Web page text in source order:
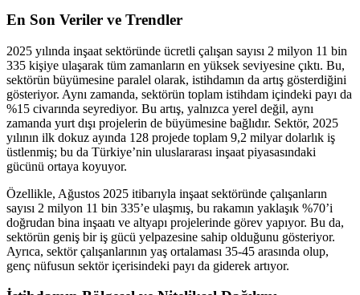
En Son Veriler ve Trendler
2025 yılında inşaat sektöründe ücretli çalışan sayısı 2 milyon 11 bin
335 kişiye ulaşarak tüm zamanların en yüksek seviyesine çıktı. Bu,
sektörün büyümesine paralel olarak, istihdamın da artış gösterdiğini
gösteriyor. Aynı zamanda, sektörün toplam istihdam içindeki payı da
%15 civarında seyrediyor. Bu artış, yalnızca yerel değil, aynı
zamanda yurt dışı projelerin de büyümesine bağlıdır. Sektör, 2025
yılının ilk dokuz ayında 128 projede toplam 9,2 milyar dolarlık iş
üstlenmiş; bu da Türkiye’nin uluslararası inşaat piyasasındaki
gücünü ortaya koyuyor.
Özellikle, Ağustos 2025 itibarıyla inşaat sektöründe çalışanların
sayısı 2 milyon 11 bin 335’e ulaşmış, bu rakamın yaklaşık %70’i
doğrudan bina inşaatı ve altyapı projelerinde görev yapıyor. Bu da,
sektörün geniş bir iş gücü yelpazesine sahip olduğunu gösteriyor.
Ayrıca, sektör çalışanlarının yaş ortalaması 35-45 arasında olup,
genç nüfusun sektör içerisindeki payı da giderek artıyor.